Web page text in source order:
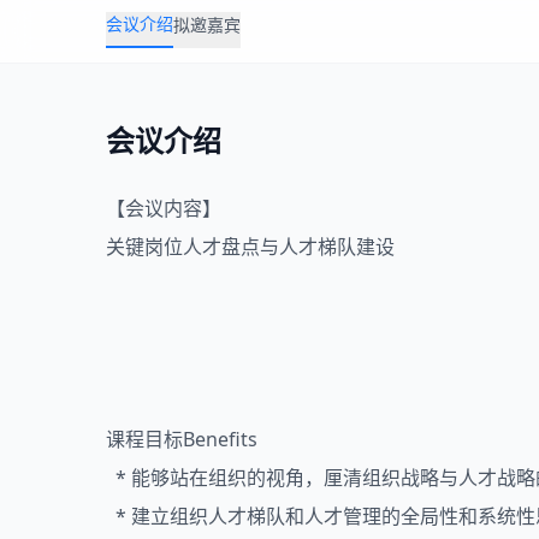
会议介绍拟邀嘉宾
会议介绍
【会议内容】
关键岗位人才盘点与人才梯队建设
课程目标Benefits
* 能够站在组织的视角，厘清组织战略与人才战
* 建立组织人才梯队和人才管理的全局性和系统